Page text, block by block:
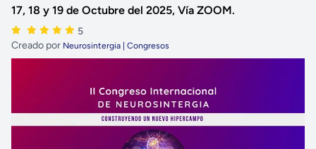
17, 18 y 19 de Octubre del 2025, Vía ZOOM.
5
Creado por Neurosintergia | Congresos